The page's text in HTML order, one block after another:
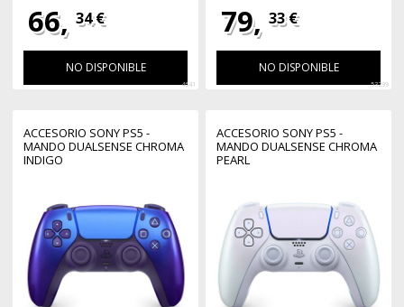
66, 34 €
NO DISPONIBLE
4641
79, 33 €
NO DISPONIBLE
53299
ACCESORIO SONY PS5 -
MANDO DUALSENSE CHROMA
INDIGO
ACCESORIO SONY PS5 -
MANDO DUALSENSE CHROMA
PEARL